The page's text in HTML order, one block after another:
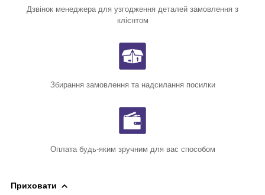
Дзвінок менеджера для узгодження деталей замовлення з
клієнтом
Збирання замовлення та надсилання посилки
Оплата будь-яким зручним для вас способом
Приховати